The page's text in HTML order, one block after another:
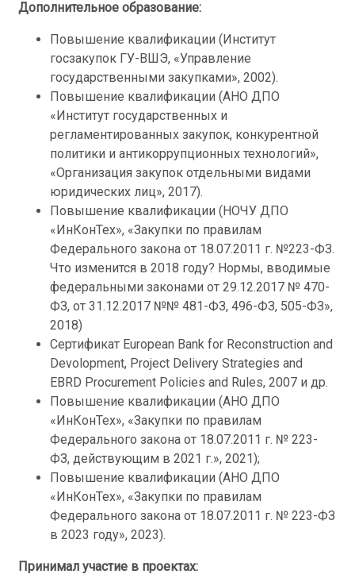
Дополнительное образование:
Повышение квалификации (Институт
госзакупок ГУ-ВШЭ, «Управление
государственными закупками», 2002).
Повышение квалификации (АНО ДПО
«Институт государственных и
регламентированных закупок, конкурентной
политики и антикоррупционных технологий»,
«Организация закупок отдельными видами
юридических лиц», 2017).
Повышение квалификации (НОЧУ ДПО
«ИнКонТех», «Закупки по правилам
Федерального закона от 18.07.2011 г. №223-ФЗ.
Что изменится в 2018 году? Нормы, вводимые
федеральными законами от 29.12.2017 № 470-
ФЗ, от 31.12.2017 №№ 481-ФЗ, 496-ФЗ, 505-ФЗ»,
2018)
Сертификат European Bank for Reconstruction and
Devolopment, Project Delivery Strategies and
EBRD Procurement Policies and Rules, 2007 и др.
Повышение квалификации (АНО ДПО
«ИнКонТех», «Закупки по правилам
Федерального закона от 18.07.2011 г. № 223-
ФЗ, действующим в 2021 г.», 2021);
Повышение квалификации (АНО ДПО
«ИнКонТех», «Закупки по правилам
Федерального закона от 18.07.2011 г. № 223-ФЗ
в 2023 году», 2023).
Принимал участие в проектах: